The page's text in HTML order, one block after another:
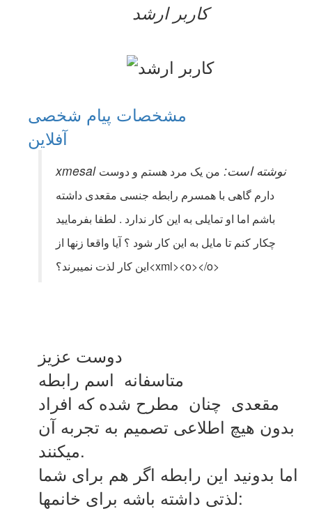
کاربر ارشد
مشخصات پیام شخصی
آفلاين
xmesal نوشته است: من یک مرد هستم و دوست
دارم گاهی با همسرم رابطه جنسی مقعدی داشته
باشم اما او تمایلی به این کار ندارد . لطفا بفرمایید
چکار کنم تا مایل به این کار شود ؟ آیا واقعا زنها از
این کار لذت نمیبرند؟<xml><o></o>
دوست عزیز
متاسفانه اسم رابطه
مقعدی چنان مطرح شده که افراد
بدون هیچ اطلاعی تصمیم به تجربه آن
میکنند.
اما بدونید این رابطه اگر هم برای شما
لذتی داشته باشه برای خانمها: